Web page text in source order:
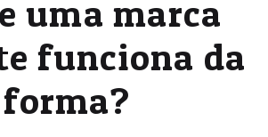
uma marca
funciona da